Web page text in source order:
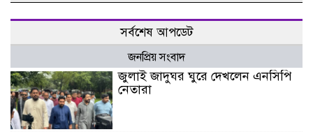
সর্বশেষ আপডেট
জনপ্রিয় সংবাদ
জুলাই জাদুঘর ঘুরে দেখলেন এনসিপি
নেতারা